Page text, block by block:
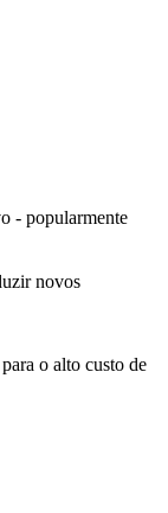
- popularmente
novos
o alto custo de